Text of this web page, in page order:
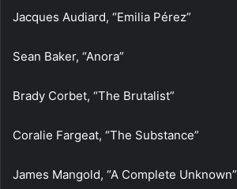
Jacques Audiard, “Emilia Pérez”
Sean Baker, “Anora”
Brady Corbet, “The Brutalist”
Coralie Fargeat, “The Substance”
James Mangold, “A Complete Unknown”